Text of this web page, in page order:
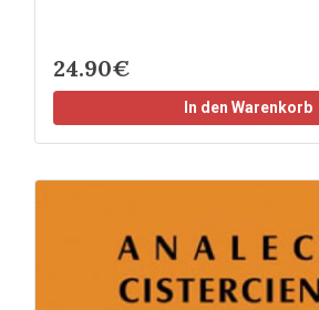
24.90€
In den Warenkorb